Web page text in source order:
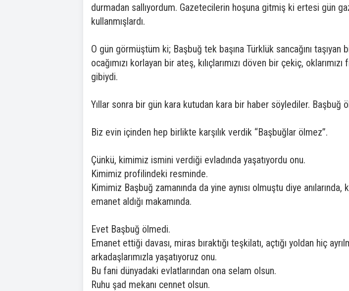
durmadan sallıyordum. Gazetecilerin hoşuna gitmiş ki ertesi gün
kullanmışlardı.
O gün görmüştüm ki; Başbuğ tek başına Türklük sancağını
ocağımızı korlayan bir ateş, kılıçlarımızı döven bir çekiç,
gibiydi.
Yıllar sonra bir gün kara kutudan kara bir haber söylediler. Başbuğ
Biz evin içinden hep birlikte karşılık verdik “Başbuğlar ölmez”.
Çünkü, kimimiz ismini verdiği evladında yaşatıyordu onu.
Kimimiz profilindeki resminde.
Kimimiz Başbuğ zamanında da yine aynısı olmuştu diye anılarında,
emanet aldığı makamında.
Evet Başbuğ ölmedi.
Emanet ettiği davası, miras bıraktığı teşkilatı, açtığı yoldan hiç
arkadaşlarımızla yaşatıyoruz onu.
Bu fani dünyadaki evlatlarından ona selam olsun.
Ruhu şad mekanı cennet olsun.